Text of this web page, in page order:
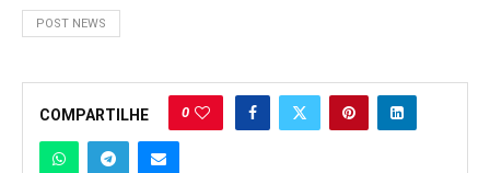
POST NEWS
COMPARTILHE 0